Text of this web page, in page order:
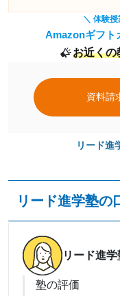
＼ 体験
Amazonギフト
お近くの
資料請
リード進
リード進学塾の
リード進学
塾の評価